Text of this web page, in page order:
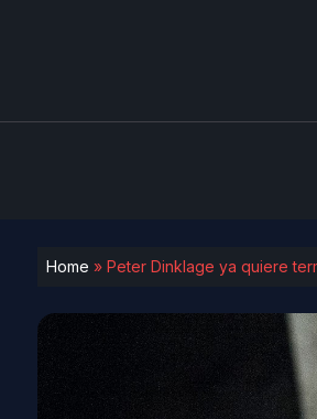
Home » Peter Dinklage ya quiere